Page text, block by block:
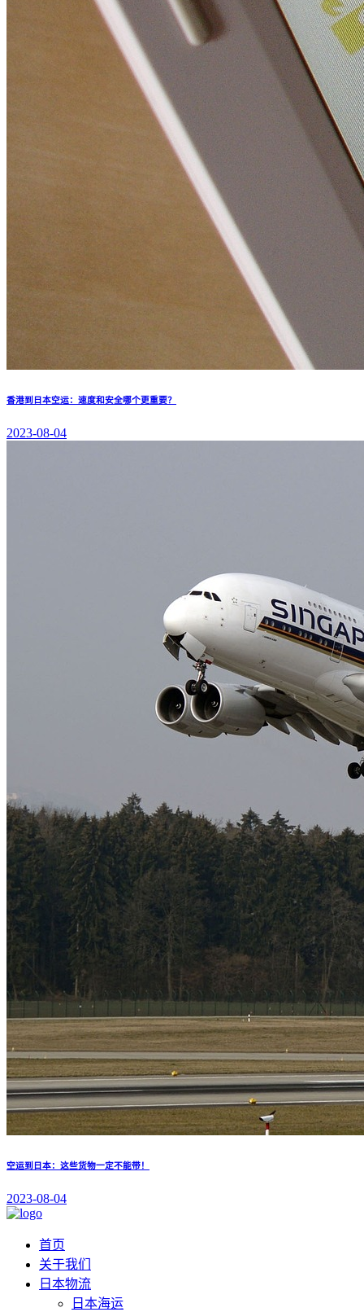
香港到日本空运：速度和安全哪个更重要？
2023-08-04
空运到日本：这些货物一定不能带！
2023-08-04
首页
关于我们
日本物流
日本海运